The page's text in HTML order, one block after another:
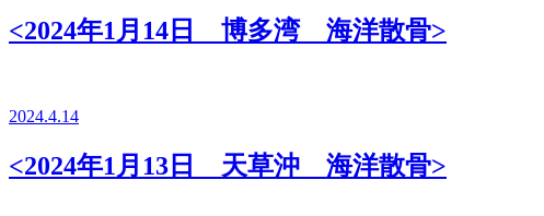
<2024年1月14日 博多湾 海洋散骨>
2024.4.14
<2024年1月13日 天草沖 海洋散骨>